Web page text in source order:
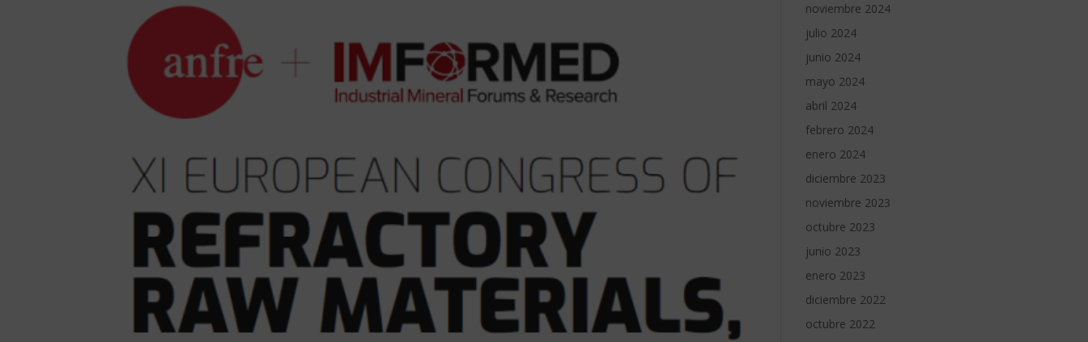
noviembre 2024
julio 2024
junio 2024
mayo 2024
abril 2024
febrero 2024
enero 2024
diciembre 2023
noviembre 2023
octubre 2023
junio 2023
enero 2023
diciembre 2022
octubre 2022